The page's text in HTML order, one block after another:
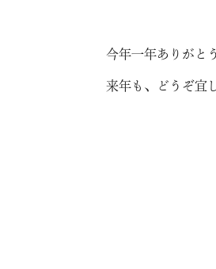
今年一年ありがと
来年も、どうぞ宜